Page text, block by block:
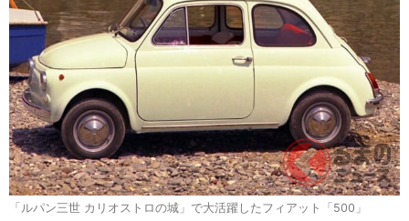
「ルパン三世 カリオストロの城」で大活躍したフィアット「500」